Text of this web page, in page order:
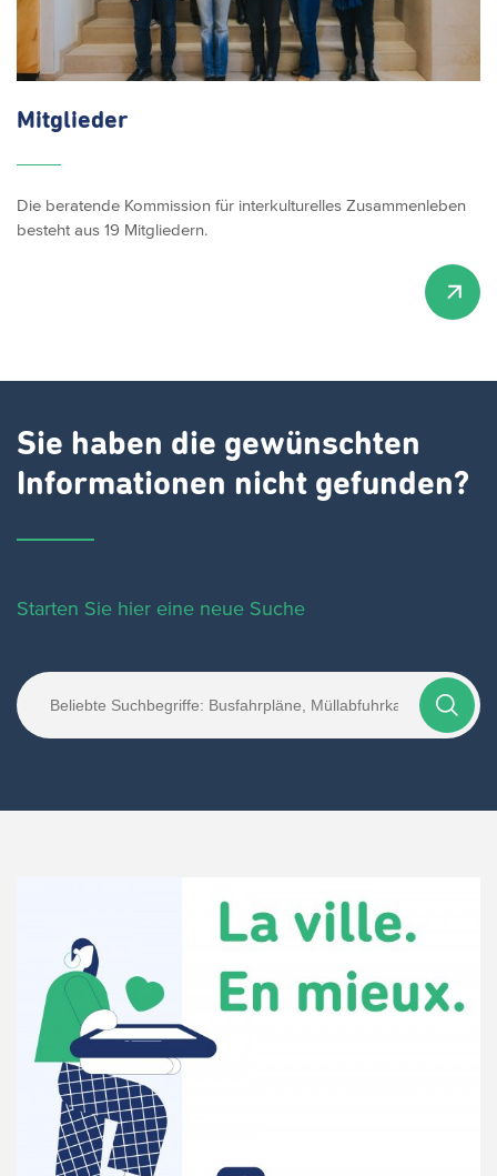
Mitglieder
Die beratende Kommission für interkulturelles Zusammenleben
besteht aus 19 Mitgliedern.
Sie haben die gewünschten
Informationen nicht gefunden?
Starten Sie hier eine neue Suche